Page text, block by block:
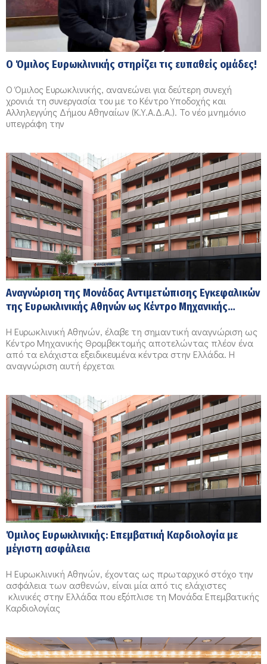
Ο Όμιλος Ευρωκλινικής στηρίζει τις ευπαθείς ομάδες!
Ο Όμιλος Ευρωκλινικής, ανανεώνει για δεύτερη συνεχή
χρονιά τη συνεργασία του με το Κέντρο Υποδοχής και
Αλληλεγγύης Δήμου Αθηναίων (Κ.Υ.Α.Δ.Α.). Το νέο μνημόνιο
υπεγράφη την
Αναγνώριση της Μονάδας Αντιμετώπισης Εγκεφαλικών
της Ευρωκλινικής Αθηνών ως Κέντρο Μηχανικής
Η Ευρωκλινική Αθηνών, έλαβε τη σημαντική αναγνώριση ως
Κέντρο Μηχανικής Θρομβεκτομής αποτελώντας πλέον ένα
από τα ελάχιστα εξειδικευμένα κέντρα στην Ελλάδα. Η
αναγνώριση αυτή έρχεται
Όμιλος Ευρωκλινικής: Επεμβατική Καρδιολογία με
μέγιστη ασφάλεια
Η Ευρωκλινική Αθηνών, έχοντας ως πρωταρχικό στόχο την
ασφάλεια των ασθενών, είναι μία από τις ελάχιστες
κλινικές στην Ελλάδα που εξόπλισε τη Μονάδα Επεμβατικής
Καρδιολογίας